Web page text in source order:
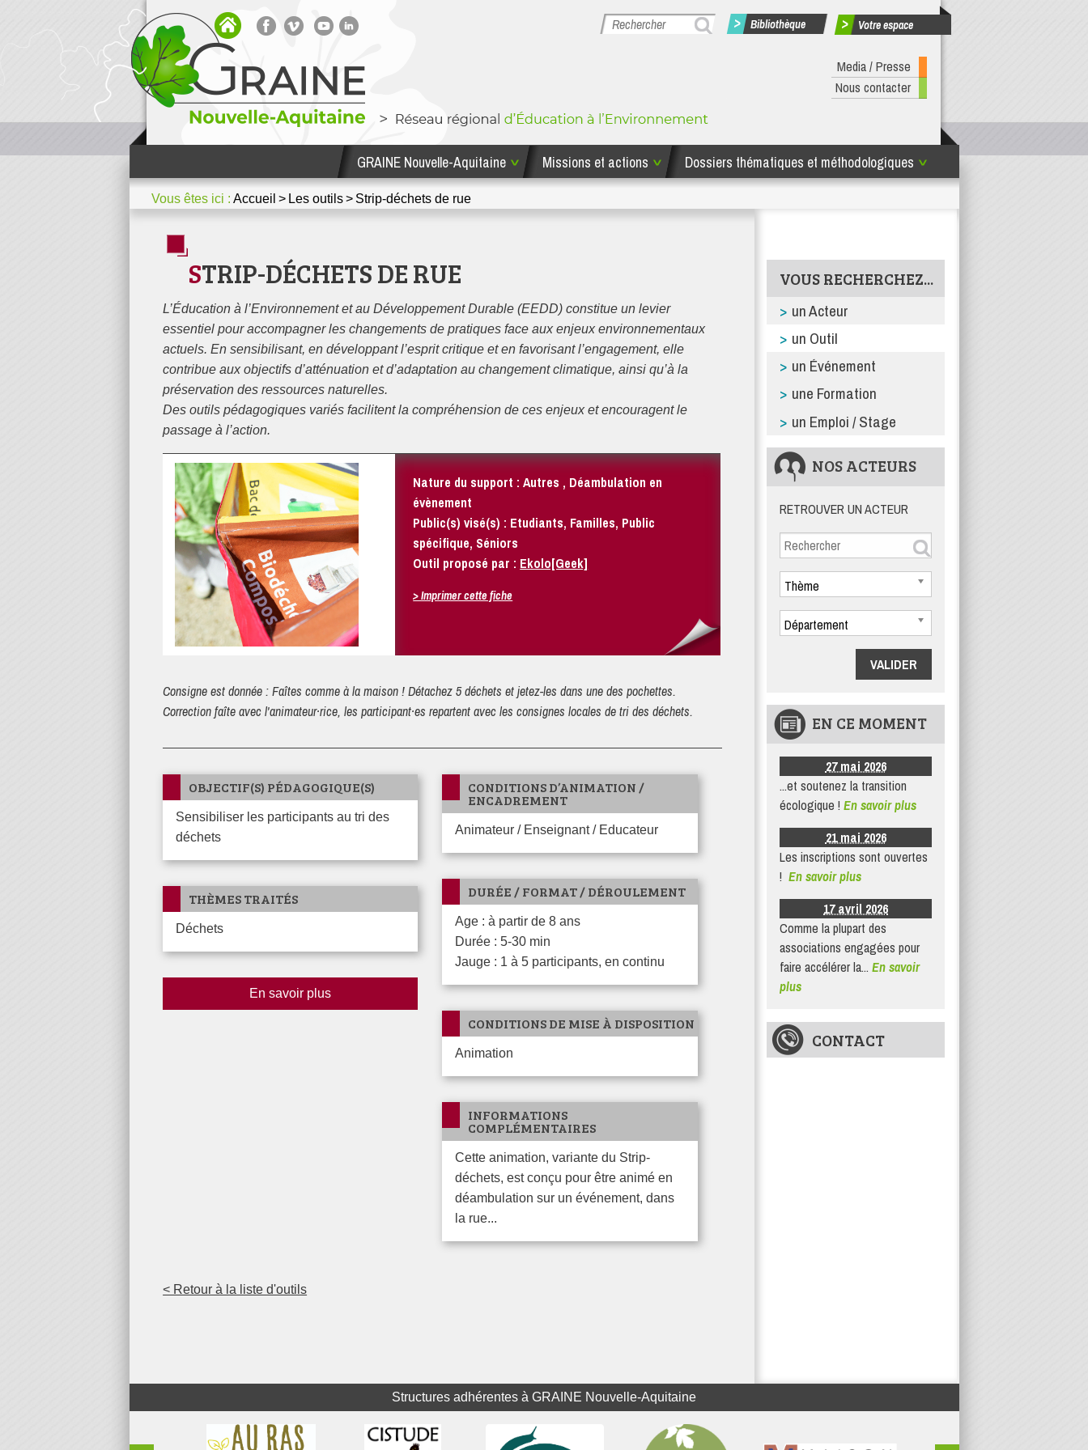
Bibliothèque
GRAINE Nouvelle-Aquitaine
Missions et actions
Dossiers thématiques et méthodologiques
Media / Presse
Nous contacter
Bibliothèque Votre espace
Media / Presse
Nous contacter
GRAINE Nouvelle-Aquitaine Missions et actions Dossiers thématiques et méthodologiques
Vous êtes ici : Accueil Les outils Strip-déchets de rue
STRIP-DÉCHETS DE RUE
L’Éducation à l’Environnement et au Développement Durable (EEDD) constitue un levier
essentiel pour accompagner les changements de pratiques face aux enjeux environnementaux
actuels. En sensibilisant, en développant l’esprit critique et en favorisant l’engagement, elle
contribue aux objectifs d’atténuation et d’adaptation au changement climatique, ainsi qu’à la
préservation des ressources naturelles.
Des outils pédagogiques variés facilitent la compréhension de ces enjeux et encouragent le
passage à l’action.
Nature du support : Autres , Déambulation en
évènement
Public(s) visé(s) : Etudiants, Familles, Public
spécifique, Séniors
Outil proposé par : Ekolo[Geek]
> Imprimer cette fiche
Consigne est donnée : Faîtes comme à la maison ! Détachez 5 déchets et jetez-les dans une des pochettes.
Correction faîte avec l'animateur·rice, les participant·es repartent avec les consignes locales de tri des déchets.
OBJECTIF(S) PÉDAGOGIQUE(S)
Sensibiliser les participants au tri des
déchets
THÈMES TRAITÉS
Déchets
En savoir plus
CONDITIONS D’ANIMATION /
ENCADREMENT
Animateur / Enseignant / Educateur
DURÉE / FORMAT / DÉROULEMENT
Age : à partir de 8 ans
Durée : 5-30 min
Jauge : 1 à 5 participants, en continu
CONDITIONS DE MISE À DISPOSITION
Animation
INFORMATIONS
COMPLÉMENTAIRES
Cette animation, variante du Strip-
déchets, est conçu pour être animé en
déambulation sur un événement, dans
la rue...
< Retour à la liste d'outils
VOUS RECHERCHEZ...
un Acteur
un Outil
un Événement
une Formation
un Emploi / Stage
NOS ACTEURS
RETROUVER UN ACTEUR
Thème
Département
EN CE MOMENT
27 mai 2026
...et soutenez la transition
écologique ! En savoir plus
21 mai 2026
Les inscriptions sont ouvertes
! En savoir plus
17 avril 2026
Comme la plupart des
associations engagées pour
faire accélérer la... En savoir
plus
CONTACT
Structures adhérentes à GRAINE Nouvelle-Aquitaine